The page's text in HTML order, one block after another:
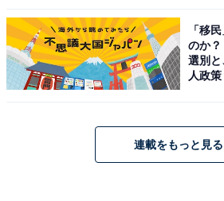
永野芽郁さんの商品を
「移
のか
選別
人政策
連載をもっと見る